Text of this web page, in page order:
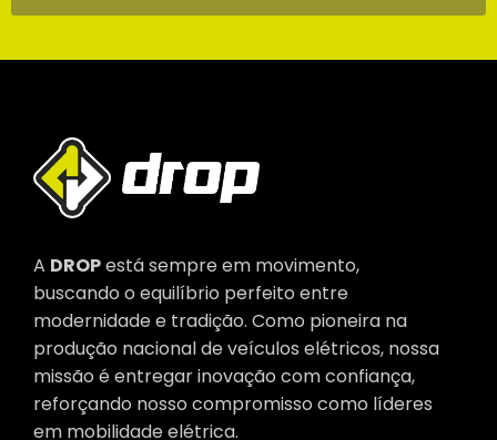
A DROPestá sempre em movimento,
buscando o equilíbrio perfeito entre
modernidade e tradição. Como pioneira na
produção nacional de veículos elétricos, nossa
missão é entregar inovação com confiança,
reforçando nosso compromisso como líderes
em mobilidade elétrica.